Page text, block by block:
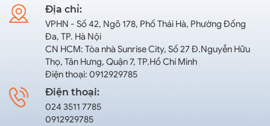
Địa chỉ:
VPHN - Số 42, Ngõ 178, Phố Thái Hà, Phường Đống
Đa, TP. Hà Nội
CN HCM: Tòa nhà Sunrise City, Số 27 Đ.Nguyễn Hữu
Thọ, Tân Hưng, Quận 7, TP.Hồ Chí Minh
Điện thoại: 0912929785
Điện thoại:
024 3511 7785
0912929785